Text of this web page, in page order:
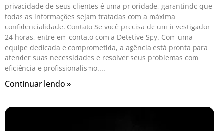
privacidade de seus clientes é uma prioridade, garantindo que
todas as informações sejam tratadas com a máxima
confidencialidade. Contato Se você precisa de um investigador
24 horas, entre em contato com a Detetive Spy. Com uma
equipe dedicada e comprometida, a agência está pronta para
atender suas necessidades e resolver seus problemas com
eficiência e profissionalismo.
Continuar lendo »